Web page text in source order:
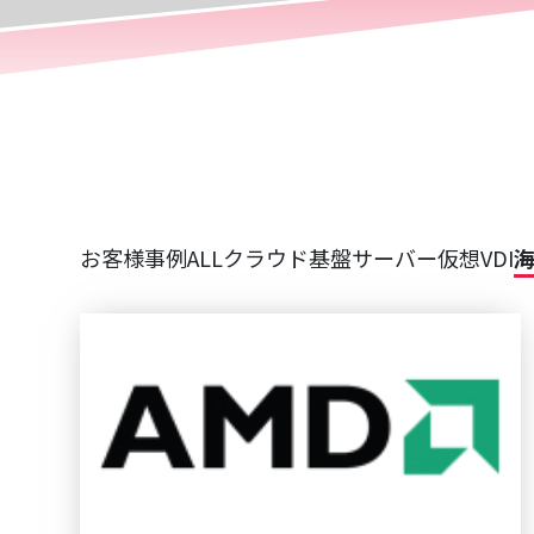
お客様事例ALLクラウド基盤サーバー仮想VDI